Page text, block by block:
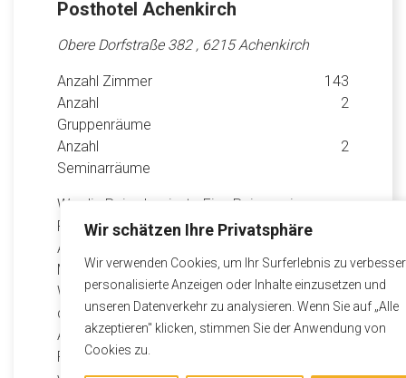
Wir schätzen Ihre Privatsphäre
Wir verwenden Cookies, um Ihr Surferlebnis zu
personalisierte Anzeigen oder Inhalte einzusetzen und
unseren Datenverkehr zu analysieren. Wenn Sie auf „Alle
akzeptieren" klicken, stimmen Sie der Anwendung von
Cookies zu.
Posthotel Achenkirch
Obere Dorfstraße 382 , 6215 Achenkirch
Anzahl Zimmer
143
Anzahl
Gruppenräume
2
Anzahl
Seminarräume
2
Wo die Reise beginnt… Eine Reise zu innerer
Ruhe und Kraft: Das Posthotel Achenkirch am
Achensee. Hinter Hotels mit Seele stehen
Menschen mit Intuition, Kompass und
Weitblick. Einer dieser besonderen Orte ist
das Posthotel Achenkirch in Tirol am
Achensee: Seit über hundert Jahren führt
Familie Reiter das 5-Sterne-Haus und